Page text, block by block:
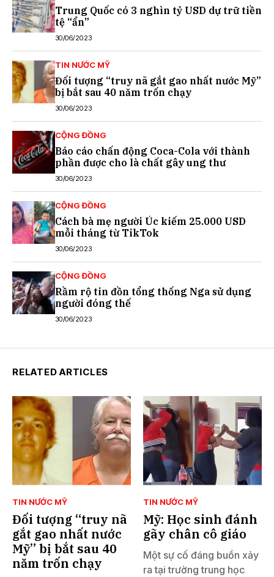
Trung Quốc có 3 nghìn tỷ USD dự trữ tiền
tệ “ẩn”
30/06/2023
TIN NƯỚC MỸ
Đối tượng “truy nã gắt gao nhất nước Mỹ”
bị bắt sau 40 năm trốn chạy
30/06/2023
CỘNG ĐỒNG
Báo cáo chấn động Coca-Cola với thành
phần được cho là chất gây ung thư
30/06/2023
CỘNG ĐỒNG
Cách bà mẹ người Úc kiếm 25.000 USD
mỗi tháng từ TikTok
30/06/2023
CỘNG ĐỒNG
Rầm rộ tin đồn tổng thống Nga sử dụng
người đóng thế
30/06/2023
RELATED ARTICLES
TIN NƯỚC MỸ
Đối tượng “truy nã
gắt gao nhất nước
Mỹ” bị bắt sau 40
năm trốn chạy
TIN NƯỚC MỸ
Mỹ: Học sinh đánh
gãy chân cô giáo
Một sự cố đáng buồn xảy
ra tại trường trung học